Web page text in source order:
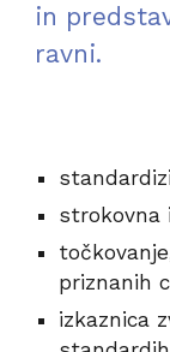
in
ravni.
s
strokovna
t
priznanih
izkaznica